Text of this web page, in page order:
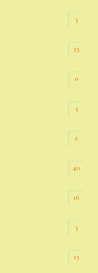
5
35
0
5
2
40
16
5
13